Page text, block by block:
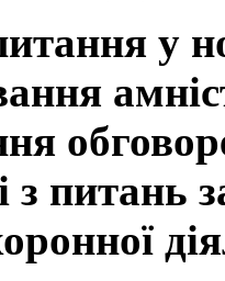
у
з питань